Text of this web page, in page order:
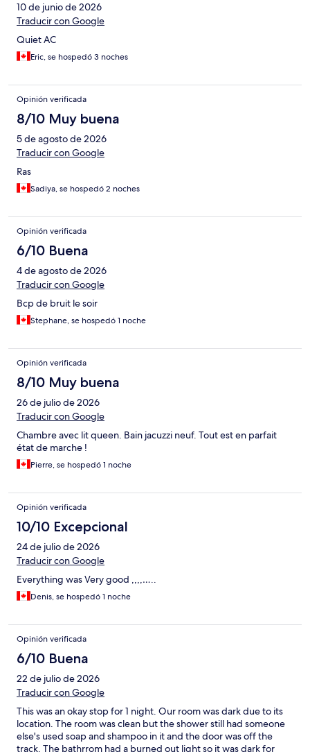
10 de junio de 2026
Traducir con Google
Quiet AC
Eric, se hospedó 3 noches
Opinión verificada
8/10 Muy buena
5 de agosto de 2026
Traducir con Google
Ras
Sadiya, se hospedó 2 noches
Opinión verificada
6/10 Buena
4 de agosto de 2026
Traducir con Google
Bcp de bruit le soir
Stephane, se hospedó 1 noche
Opinión verificada
8/10 Muy buena
26 de julio de 2026
Traducir con Google
Chambre avec lit queen. Bain jacuzzi neuf. Tout est en parfait
état de marche !
Pierre, se hospedó 1 noche
Opinión verificada
10/10 Excepcional
24 de julio de 2026
Traducir con Google
Everything was Very good ,,,,…..
Denis, se hospedó 1 noche
Opinión verificada
6/10 Buena
22 de julio de 2026
Traducir con Google
This was an okay stop for 1 night. Our room was dark due to its
location. The room was clean but the shower still had someone
else's used soap and shampoo in it and the door was off the
track. The bathrrom had a burned out light so it was dark for